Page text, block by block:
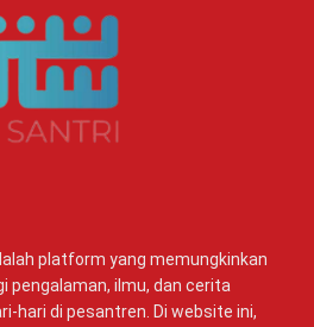
platform yang memungkinkan
pengalaman, ilmu, dan cerita
hari di pesantren. Di website ini,